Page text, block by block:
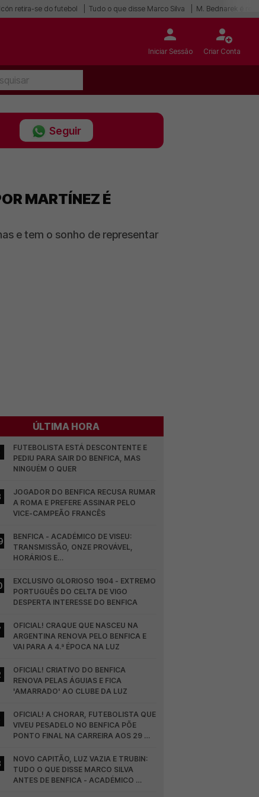
retira-se do futebol Tudo o que disse Marco Silva M. Bednarek é
Iniciar Sessão Criar Conta
Seguir
MARTÍNEZ É
e tem o sonho de representar
ÚLTIMA HORA
FUTEBOLISTA ESTÁ DESCONTENTE E
PEDIU PARA SAIR DO BENFICA, MAS
NINGUÉM O QUER
JOGADOR DO BENFICA RECUSA RUMAR
A ROMA E PREFERE ASSINAR PELO
VICE-CAMPEÃO FRANCÊS
BENFICA - ACADÉMICO DE VISEU:
TRANSMISSÃO, ONZE PROVÁVEL,
HORÁRIOS E…
EXCLUSIVO GLORIOSO 1904 - EXTREMO
PORTUGUÊS DO CELTA DE VIGO
DESPERTA INTERESSE DO BENFICA
OFICIAL! CRAQUE QUE NASCEU NA
ARGENTINA RENOVA PELO BENFICA E
VAI PARA A 4.ª ÉPOCA NA LUZ
OFICIAL! CRIATIVO DO BENFICA
RENOVA PELAS ÁGUIAS E FICA
'AMARRADO' AO CLUBE DA LUZ
OFICIAL! A CHORAR, FUTEBOLISTA QUE
VIVEU PESADELO NO BENFICA PÕE
PONTO FINAL NA CARREIRA AOS 29
NOVO CAPITÃO, LUZ VAZIA E TRUBIN:
TUDO O QUE DISSE MARCO SILVA
ANTES DE BENFICA - ACADÉMICO